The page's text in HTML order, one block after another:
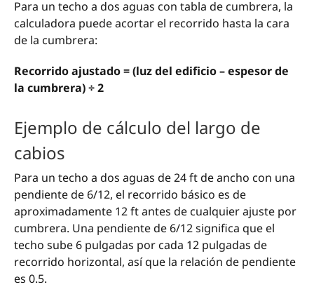
Para un techo a dos aguas con tabla de cumbrera, la
calculadora puede acortar el recorrido hasta la cara
de la cumbrera:
Recorrido ajustado = (luz del edificio – espesor de
la cumbrera) ÷ 2
Ejemplo de cálculo del largo de
cabios
Para un techo a dos aguas de 24 ft de ancho con una
pendiente de 6/12, el recorrido básico es de
aproximadamente 12 ft antes de cualquier ajuste por
cumbrera. Una pendiente de 6/12 significa que el
techo sube 6 pulgadas por cada 12 pulgadas de
recorrido horizontal, así que la relación de pendiente
es 0.5.